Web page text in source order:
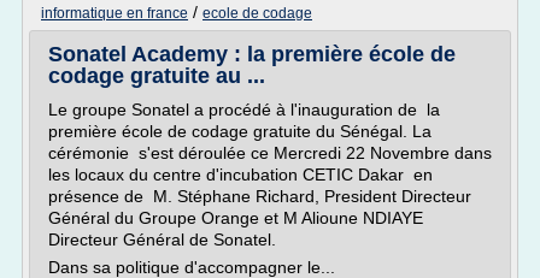
informatique en france / ecole de codage
Sonatel Academy : la première école de
codage gratuite au ...
Le groupe Sonatel a procédé à l'inauguration de la
première école de codage gratuite du Sénégal. La
cérémonie s'est déroulée ce Mercredi 22 Novembre dans
les locaux du centre d'incubation CETIC Dakar en
présence de M. Stéphane Richard, President Directeur
Général du Groupe Orange et M Alioune NDIAYE
Directeur Général de Sonatel.
Dans sa politique d'accompagner le...